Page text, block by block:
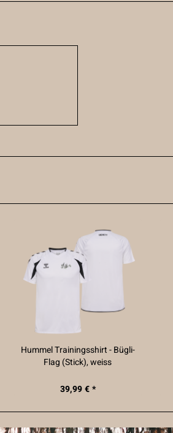
Hummel Trainingsshirt - Bügli-
Flag (Stick), weiss
39,99 € *